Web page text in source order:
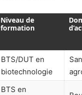
Niveau de
formation
BTS/DUT en
biotechnologie
BTS en